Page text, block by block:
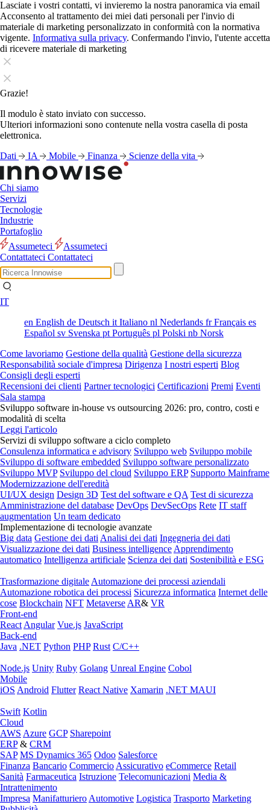
Lasciate i vostri contatti, vi invieremo la nostra panoramica via email
Acconsento al trattamento dei miei dati personali per l'invio di
materiale di marketing personalizzato in conformità con la normativa
vigente. Informativa sulla privacy. Confermando l'invio, l'utente accetta
di ricevere materiale di marketing
Grazie!
Il modulo è stato inviato con successo.
Ulteriori informazioni sono contenute nella vostra casella di posta
elettronica.
Dati
IA Mobile Finanza Scienze della vita
Chi siamo
Servizi
Tecnologie
Industrie
Portafoglio
Assumeteci
Assumeteci
Contattateci Contattateci
IT
en English de Deutsch it Italiano nl Nederlands frFrançais es
Español sv Svenska pt Português pl Polski nb Norsk
Come lavoriamo Gestione della qualità Gestione della sicurezza
Responsabilità sociale d'impresa Dirigenza I nostri esperti Blog
Consigli degli esperti
Recensioni dei clienti Partner tecnologici Certificazioni Premi Eventi
Sala stampa
Sviluppo software in-house vs outsourcing 2026: pro, contro, costi e
modalità di scelta
Leggi l'articolo
Servizi di sviluppo software a ciclo completo
Consulenza informatica e advisory Sviluppo web Sviluppo mobile
Sviluppo di software embedded Sviluppo software personalizzato
Sviluppo MVP Sviluppo del cloud Sviluppo ERP Supporto Mainframe
Modernizzazione dell'eredità
UI/UX design Design 3D Test del software e QA Test di sicurezza
Amministrazione del database DevOps DevSecOps Rete IT staff
augmentation Un team dedicato
Implementazione di tecnologie avanzate
Big data Gestione dei dati Analisi dei dati Ingegneria dei dati
Visualizzazione dei dati Business intelligence Apprendimento
automatico Intelligenza artificiale Scienza dei dati Sostenibilità e ESG
Trasformazione digitale Automazione dei processi aziendali
Automazione robotica dei processi Sicurezza informatica Internet delle
cose Blockchain NFT Metaverse AR& VR
Front-end
React Angular Vue.js JavaScript
Back-end
Java .NET Python PHP Rust C/C++
Node.js Unity Ruby Golang Unreal Engine Cobol
Mobile
iOS Android Flutter React Native Xamarin .NET MAUI
Swift Kotlin
Cloud
AWS Azure GCP Sharepoint
ERP& CRM
SAP MS Dynamics 365 Odoo Salesforce
Finanza Bancario Commercio Assicurativo eCommerce Retail
Sanità Farmaceutica Istruzione Telecomunicazioni Media &
Intrattenimento
Impresa Manifatturiero Automotive Logistica Trasporto Marketing